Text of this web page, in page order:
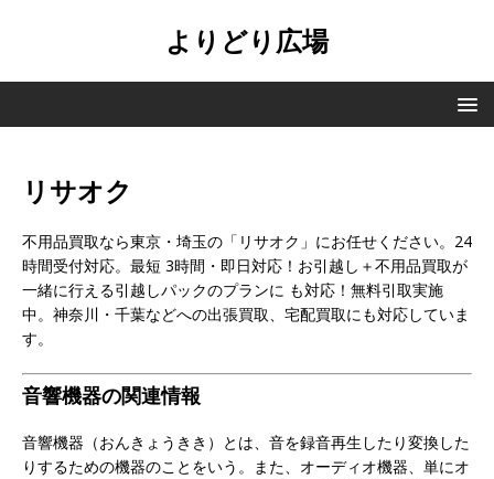
よりどり広場
リサオク
不用品買取なら東京・埼玉の「リサオク」にお任せください。24
時間受付対応。最短 3時間・即日対応！お引越し＋不用品買取が
一緒に行える引越しパックのプランに も対応！無料引取実施
中。神奈川・千葉などへの出張買取、宅配買取にも対応していま
す。
音響機器の関連情報
音響機器（おんきょうきき）とは、音を録音再生したり変換した
りするための機器のことをいう。また、オーディオ機器、単にオ